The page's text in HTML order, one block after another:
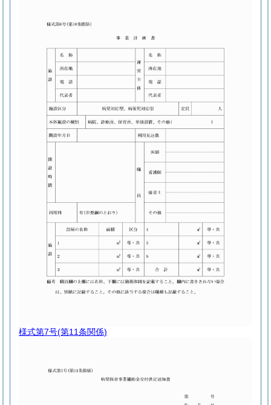
様式第7号(第11条関係)